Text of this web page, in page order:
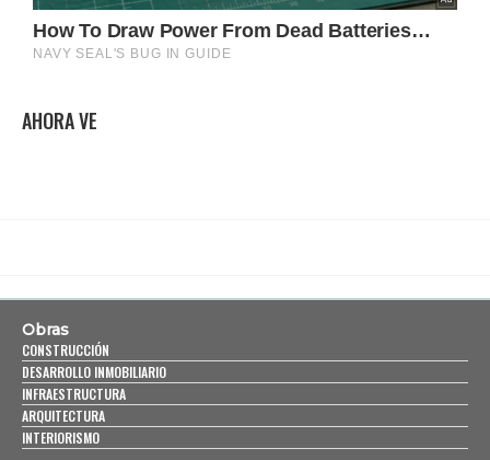
AHORA VE
Obras
CONSTRUCCIÓN
DESARROLLO INMOBILIARIO
INFRAESTRUCTURA
ARQUITECTURA
INTERIORISMO